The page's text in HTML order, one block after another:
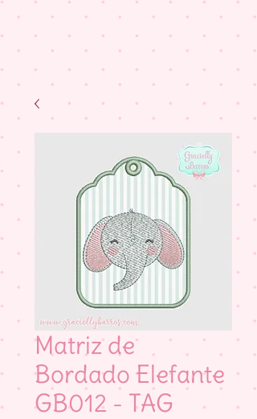
Matriz de
Bordado Elefante
GB012 - TAG